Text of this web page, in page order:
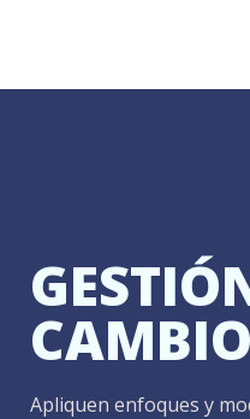
CAMBIO
Apliquen enfoques y